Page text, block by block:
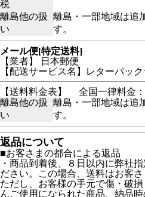
税
離島他の扱
い
離島・一部地域は追
す。
メール便[特定送料]
【業者】 日本郵便
【配送サービス名】レターパック
【送料料金表】
全国一律料金：
離島他の扱
い
離島・一部地域は追
す。
返品について
■お客さまの都合による返品
・商品到着後、８日以内に弊社
ださい。この場合、送料はお客さ
ただし、お客様の手元で傷・破
んご使用になられた商品、納品